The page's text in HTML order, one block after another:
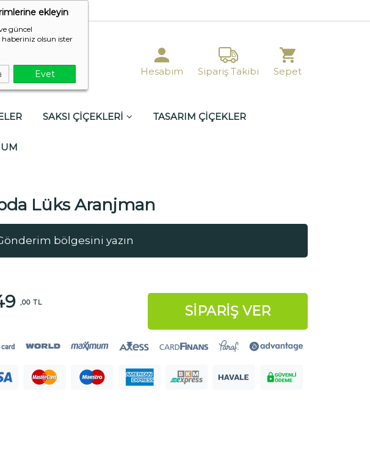
ekleyin
güncel
olsun ister
Evet Hesabım Sipariş Takibi Sepet
SAKSI ÇİÇEKLERİ TASARIM ÇİÇEKLER
Lüks Aranjman
,00 TL
SİPARİŞ VER